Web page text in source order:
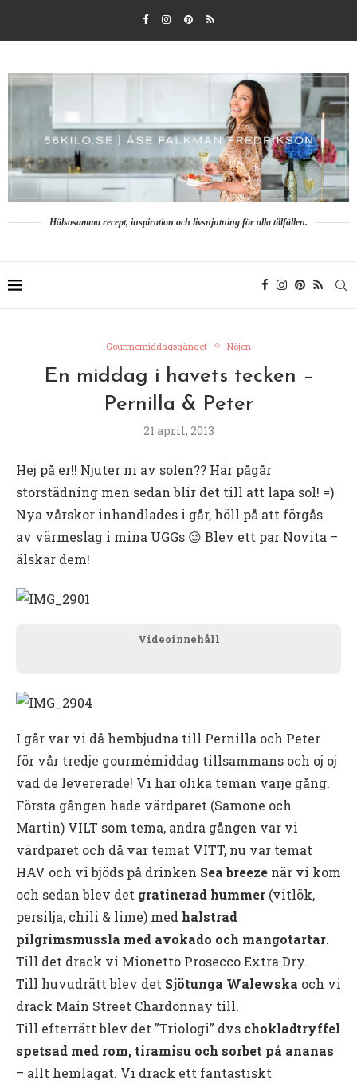
Hälsosamma recept, inspiration och livsnjutning för alla tillfällen.
Gourmemiddagsgänget Nöjen
En middag i havets tecken –
Pernilla & Peter
21 april, 2013
Hej på er!! Njuter ni av solen?? Här pågår
storstädning men sedan blir det till att lapa sol! =)
Nya vårskor inhandlades i går, höll på att förgås
av värmeslag i mina UGGs 😉 Blev ett par Novita –
älskar dem!
Videoinnehåll
I går var vi då hembjudna till Pernilla och Peter
för vår tredje gourmémiddag tillsammans och oj oj
vad de levererade! Vi har olika teman varje gång.
Första gången hade värdparet (Samone och
Martin) VILT som tema, andra gången var vi
värdparet och då var temat VITT, nu var temat
HAV och vi bjöds på drinken Sea breeze när vi kom
och sedan blev det gratinerad hummer (vitlök,
persilja, chili & lime) med halstrad
pilgrimsmussla med avokado och mangotartar.
Till det drack vi Mionetto Prosecco Extra Dry.
Till huvudrätt blev det Sjötunga Walewska och vi
drack Main Street Chardonnay till.
Till efterrätt blev det ”Triologi” dvs chokladtryffel
spetsad med rom, tiramisu och sorbet på ananas
– allt hemlagat. Vi drack ett fantastiskt